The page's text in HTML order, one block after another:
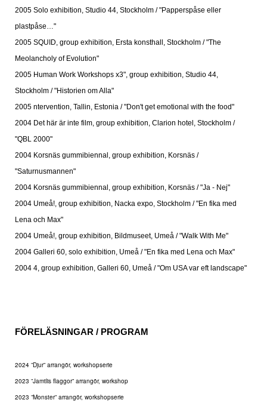
2005 Solo exhibition, Studio 44, Stockholm / "Papperspåse eller
plastpåse…"
2005 SQUID, group exhibition, Ersta konsthall, Stockholm / "The
Meolancholy of Evolution"
2005 Human Work Workshops x3", group exhibition, Studio 44,
Stockholm / "Historien om Alla"
2005 ntervention, Tallin, Estonia / "Don't get emotional with the food"
2004 Det här är inte film, group exhibition, Clarion hotel, Stockholm /
"QBL 2000"
2004 Korsnäs gummibiennal, group exhibition, Korsnäs /
"Saturnusmannen"
2004 Korsnäs gummibiennal, group exhibition, Korsnäs / "Ja - Nej"
2004 Umeå!, group exhibition, Nacka expo, Stockholm / "En fika med
Lena och Max"
2004 Umeå!, group exhibition, Bildmuseet, Umeå / "Walk With Me"
2004 Galleri 60, solo exhibition, Umeå / "En fika med Lena och Max"
2004 4, group exhibition, Galleri 60, Umeå / "Om USA var eft landscape"
FÖRELÄSNINGAR / PROGRAM
2024 ”Djur” arrangör, workshopserie
2023 ”Jamtlis flaggor” arrangör, workshop
2023 ”Monster” arrangör, workshopserie